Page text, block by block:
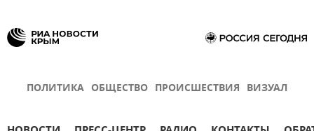
ПОЛИТИКА ОБЩЕСТВО ПРОИСШЕСТВИЯ ВИЗУАЛ